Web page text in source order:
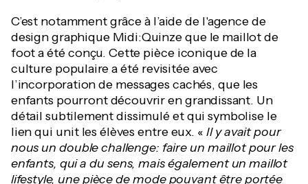
C’est notamment grâce à l’aide de l'agence de
design graphique Midi:Quinze que le maillot de
foot a été conçu. Cette pièce iconique de la
culture populaire a été revisitée avec
l’incorporation de messages cachés, que les
enfants pourront découvrir en grandissant. Un
détail subtilement dissimulé et qui symbolise le
lien qui unit les élèves entre eux. «Il y avait pour
nous un double challenge: faire un maillot pour les
enfants, qui a du sens, mais également un maillot
lifestyle, une pièce de mode pouvant être portée